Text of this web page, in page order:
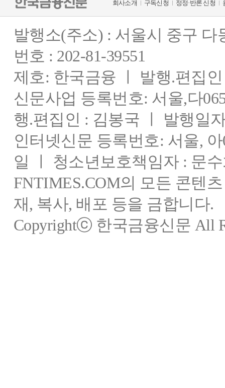
회사소개 구독신청 정정·반론 신청
발행소(주소) : 서울시 중구
번호 : 202-81-39551
제호: 한국금융 ㅣ 발행.편집
신문사업 등록번호: 서울,다
행.편집인 : 김봉국 ㅣ 발행일
인터넷신문 등록번호: 서울,
일 ㅣ 청소년보호책임자 : 문
FNTIMES.COM의 모든 콘텐
재, 복사, 배포 등을 금합니다.
Copyrightⓒ 한국금융신문 All